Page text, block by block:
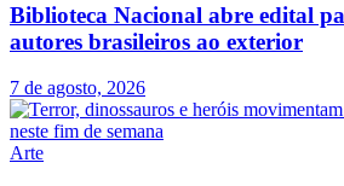
Biblioteca Nacional abre edital
autores brasileiros ao exterior
7 de agosto, 2026
Arte